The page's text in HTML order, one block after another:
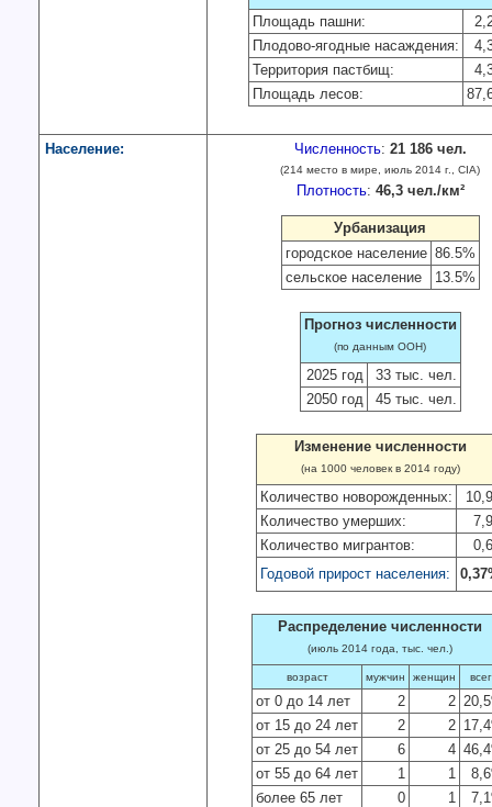
Площадь пашни:
Плодово-ягодные насаждения:
Территория пастбищ:
Площадь лесов:
Население: Численность: 21 186 чел.
(214 место в мире, июль 2014 г., CIA)
Плотность: 46,3 чел./км²
Урбанизация
городское население 86.5%
сельское население
13.5%
Прогноз численности
(по данным ООН)
2025 год
33 тыс. чел.
2050 год
45 тыс. чел.
Изменение численности
(на 1000 человек в 2014 году)
Количество новорожденных:
Количество умерших:
Количество мигрантов:
Годовой прирост населения:
Распределение численности
(июль 2014 года, тыс. чел.)
возраст мужчин женщин
от 0 до 14 лет 2 2
от 15 до 24 лет
2 2
от 25 до 54 лет
6 4
от 55 до 64 лет
1 1
более 65 лет
0 1